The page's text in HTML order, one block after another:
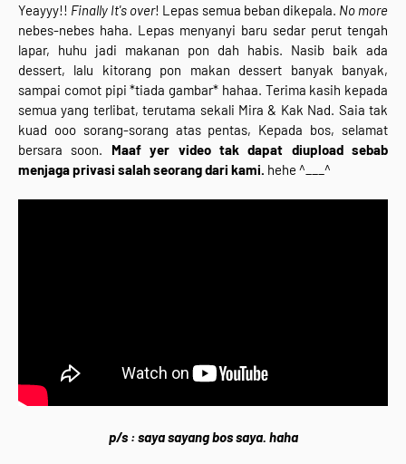
Yeayyy!! Finally It's over! Lepas semua beban dikepala. No more
nebes-nebes haha. Lepas menyanyi baru sedar perut tengah
lapar, huhu jadi makanan pon dah habis. Nasib baik ada
dessert, lalu kitorang pon makan dessert banyak banyak,
sampai comot pipi *tiada gambar* hahaa. Terima kasih kepada
semua yang terlibat, terutama sekali Mira & Kak Nad. Saia tak
kuad ooo sorang-sorang atas pentas, Kepada bos, selamat
bersara soon. Maaf yer video tak dapat diupload sebab
menjaga privasi salah seorang dari kami. hehe ^___^
p/s : saya sayang bos saya. haha